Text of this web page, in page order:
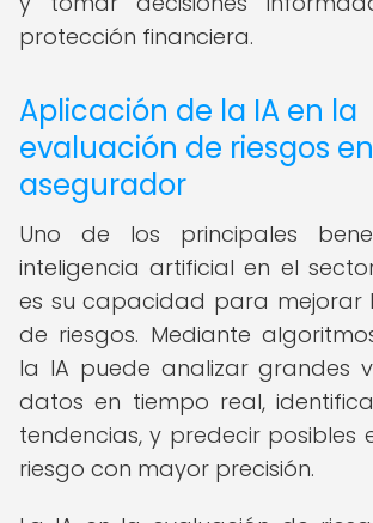
protección financiera.
Aplicación de la IA en la
evaluación de riesgos
asegurador
Uno de los principales
inteligencia artificial en el
es su capacidad para mejorar
de riesgos. Mediante
la IA puede analizar grandes
datos en tiempo real,
tendencias, y predecir posibles
riesgo con mayor precisión.